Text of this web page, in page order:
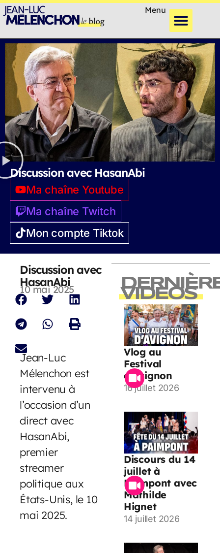
Menu
Discussion avec HasanAbi
Ma chaîne Youtube
Ma chaîne Twitch
Mon compte Tiktok
Discussion avec
HasanAbi
10 mai 2025
Jean-Luc
Mélenchon est
intervenu à
l’occasion d’un
direct avec
HasanAbi,
premier
streamer
politique aux
États-Unis, le 10
mai 2025.
VIDEOS
Vlog au
Festival
d’Avignon
16 juillet 2026
Discours du 14
juillet à
Paimpont avec
Mathilde
Hignet
14 juillet 2026